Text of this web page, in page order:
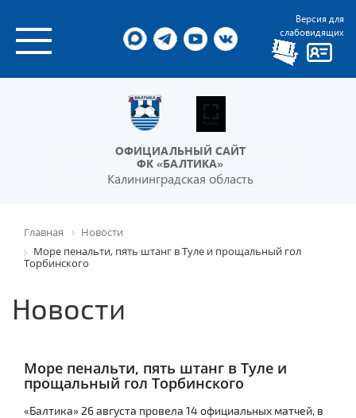
Версия для
слабовидящих
ОФИЦИАЛЬНЫЙ САЙТ
ФК «БАЛТИКА»
Калининградская область
Главная
Новости
Море пенальти, пять штанг в Туле и прощальный гол
Торбинского
Новости
Море пенальти, пять штанг в Туле и
прощальный гол Торбинского
«Балтика» 26 августа провела 14 официальных матчей, в